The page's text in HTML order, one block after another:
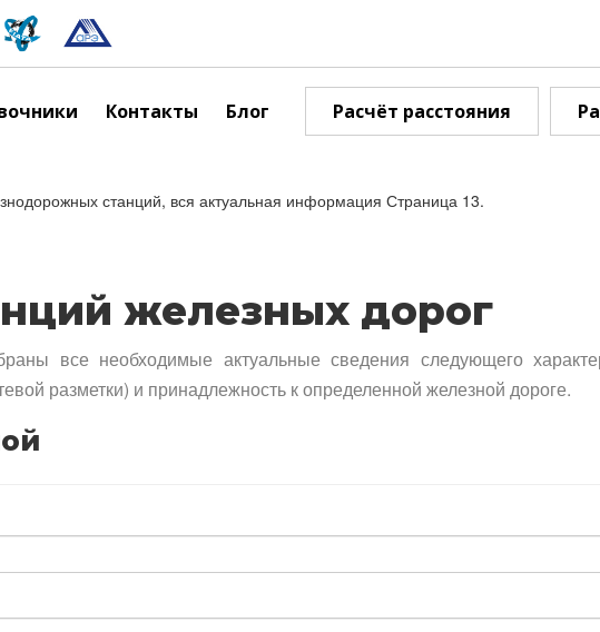
Контакты Блог Расчёт расстояния
станций, вся актуальная информация Страница 13.
железных дорог
все необходимые актуальные сведения следующего
разметки) и принадлежность к определенной железной дороге.